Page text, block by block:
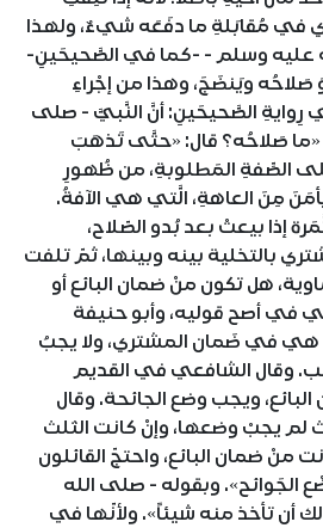
في مُقابَلةِ ما دفَعَه شيءٌ، ولهذا
عليه وسلم - -كما في الصَّحيحَينِ-
صَلاحُه ويَنضَجَ، وهذا من إجْراءِ
رِوايةِ الصَّحيحَينِ: أنَّ النَّبيَّ - صلى
«ما صَلاحُه؟ قال: «حتَّى تَذهَبَ
الصِّفةِ المَطلوبةِ، من ظُهورِ
مِنَ العاهةِ، الَّتي هي الآفةُ.
إذا بيعتْ بعد بُدو الصّلاح،
بالتخلية بينه وبينها، ثمّ تلفت
هل تكون منْ ضمان البائع أو
في أصح قوليه، وأبو حنيفة
هي في ضَمان المشتري، ولا يجبُ
وقال الشافعي في القديم
ويجب وضع الجائحة. وقال
لم يجبْ وضعها، وإنْ كانت الثلث
منْ ضمان البائع، واحتجّ القائلون
الجَوائح». وبقوله - صلى الله
أن تأخذ منه شيئاً». ولأنّها في